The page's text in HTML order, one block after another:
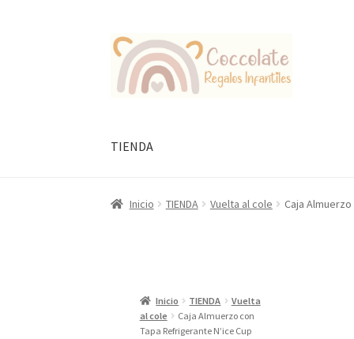
Ir
la
Ir
al
contenido
TIENDA
Inicio TIENDA Vuelta al cole Caja
Inicio TIENDA
Vuelta
al cole
Caja Almuerzo con
Tapa Refrigerante N’ice Cup